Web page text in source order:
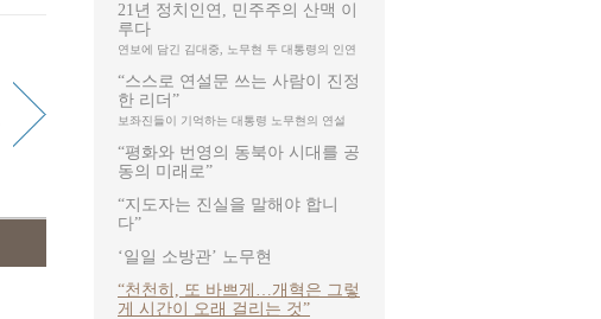
21년 정치인연, 민주주의 산맥 이
루다
연보에 담긴 김대중, 노무현 두 대통령의 인연
“스스로 연설문 쓰는 사람이 진정
한 리더”
보좌진들이 기억하는 대통령 노무현의 연설
“평화와 번영의 동북아 시대를 공
동의 미래로”
“지도자는 진실을 말해야 합니
다”
‘일일 소방관’ 노무현
“천천히, 또 바쁘게…개혁은 그렇
게 시간이 오래 걸리는 것”